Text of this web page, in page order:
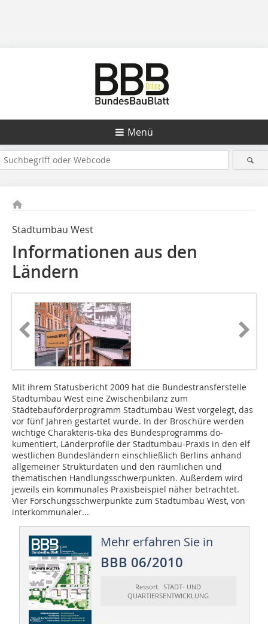
Menü
Stadtumbau West
Informationen aus den
Ländern
Mit ihrem Statusbericht 2009 hat die Bundestransferstelle
Stadtumbau West eine Zwischenbilanz zum
Städtebauförderprogramm Stadtumbau West vorgelegt, das
vor fünf Jahren gestartet wurde. In der Broschüre werden
wichtige Charakteris-tika des Bundesprogramms do­­
kumentiert, Länderprofile der Stadtumbau-Praxis in den elf
westlichen Bundesländern einschließlich Berlins anhand
allgemeiner Strukturdaten und den räumlichen und
thematischen Handlungsschwerpunkten. Außerdem wird
jeweils ein kommunales Praxisbeispiel näher betrachtet.
Vier Forschungsschwerpunkte zum Stadtumbau West, von
interkommunaler...
Mehr erfahren Sie in
BBB 06/2010
Ressort: STADT- UND
QUARTIERSENTWICKLUNG